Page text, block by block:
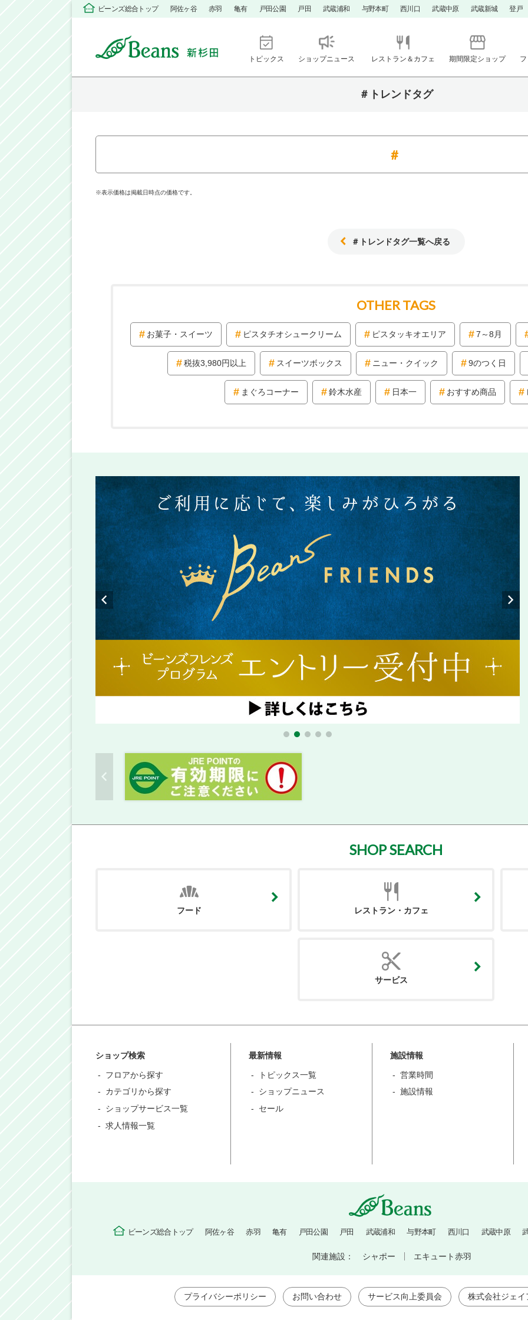
ビーンズ総合トップ 阿佐ヶ谷 赤羽 亀有 戸田公園 戸田 武蔵浦和 与野本町 西川口 武蔵中原 武蔵新城 登戸
トピックス ショップニュース レストラン＆カフェ 期間限定ショップ
＃トレンドタグ
※表示価格は掲載日時点の価格です。
＃トレンドタグ一覧へ戻る
OTHER TAGS
お菓子・スイーツ ピスタチオシュークリーム ピスタッキオエリア 7～8月
税抜3,980円以上 スイーツボックス ニュー・クイック 9のつく日
まぐろコーナー 鈴木水産 日本一 おすすめ商品
SHOP SEARCH
フード レストラン・カフェ
サービス
ショップ検索
フロアから探す
カテゴリから探す
ショップサービス一覧
求人情報一覧
最新情報
トピックス一覧
ショップニュース
セール
施設情報
営業時間
施設情報
ビーンズ総合トップ 阿佐ヶ谷 赤羽 亀有 戸田公園 戸田 武蔵浦和 与野本町 西川口 武蔵中原
関連施設： シャポー エキュート赤羽
プライバシーポリシー お問い合わせ サービス向上委員会 株式会社ジェ